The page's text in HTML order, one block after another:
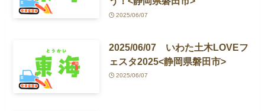
2025/06/07
2025/06/07 いわた土木LOVEフ
ェスタ2025<静岡県磐田市>
2025/06/07